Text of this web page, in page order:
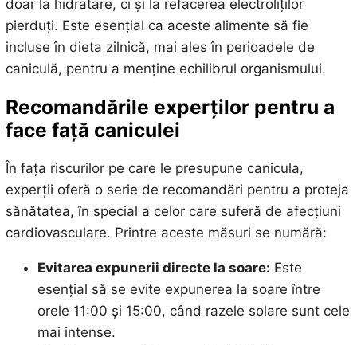
doar la hidratare, ci și la refacerea electroliților
pierduți. Este esențial ca aceste alimente să fie
incluse în dieta zilnică, mai ales în perioadele de
caniculă, pentru a menține echilibrul organismului.
Recomandările experților pentru a
face față caniculei
În fața riscurilor pe care le presupune canicula,
experții oferă o serie de recomandări pentru a proteja
sănătatea, în special a celor care suferă de afecțiuni
cardiovasculare. Printre aceste măsuri se numără:
Evitarea expunerii directe la soare: Este
esențial să se evite expunerea la soare între
orele 11:00 și 15:00, când razele solare sunt cele
mai intense.